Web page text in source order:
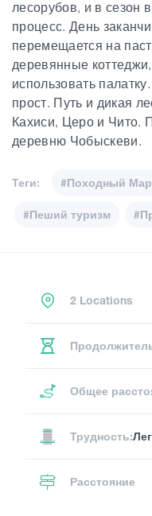
лесорубов, и в сезон
процесс. День
перемещается на
деревянные
использовать
прост. Путь и дикая
Кахиси, Церо и Чито.
деревню Чобыскеви.
Теги: #Походный
#Пеший туризм
2 Locations
Общее
Трудность:
Расстояние